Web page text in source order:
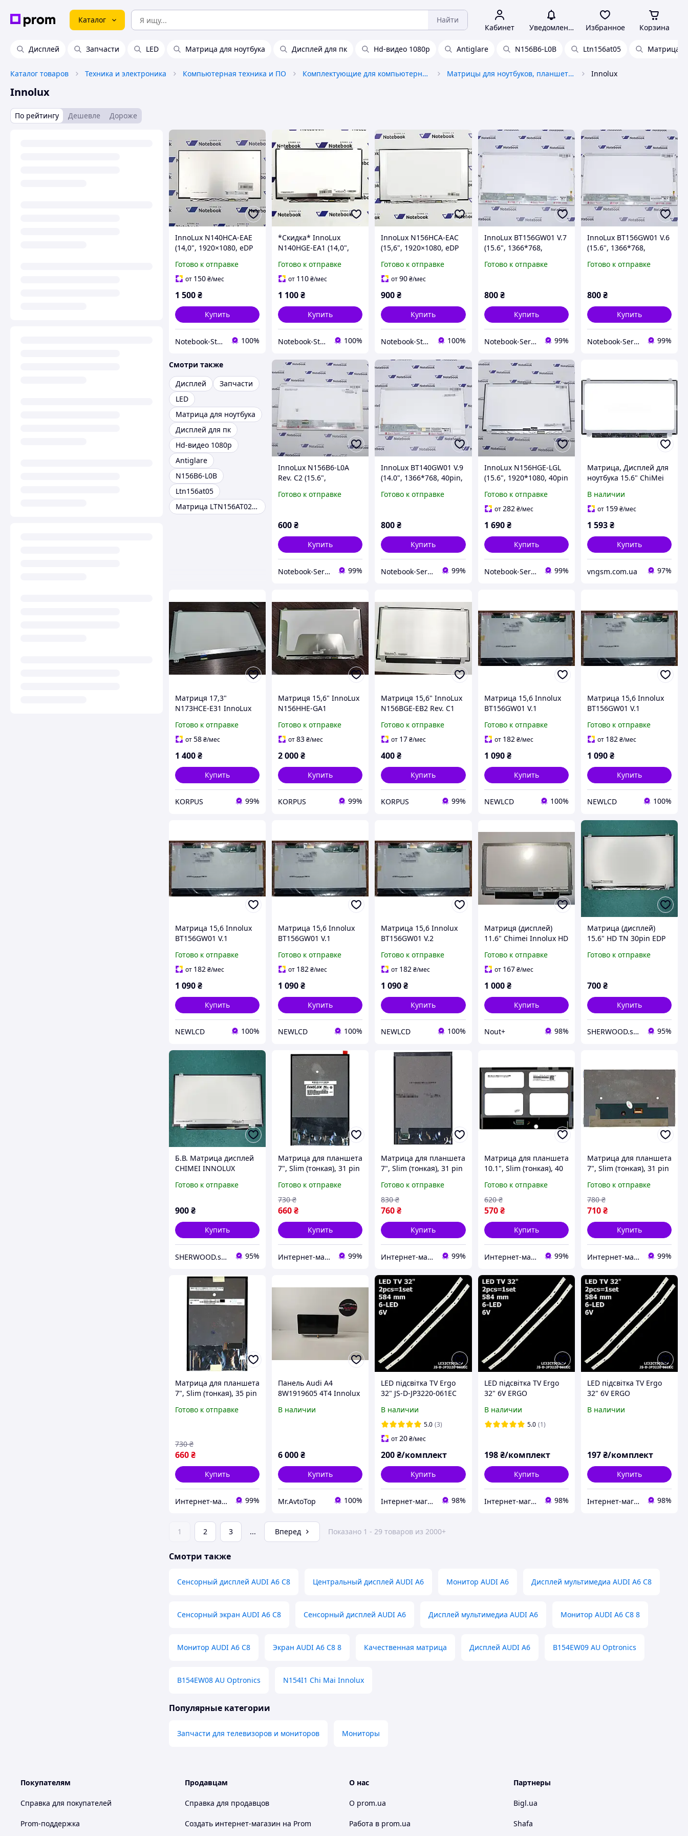
Каталог Найти
Кабинет Уведомления Избранное Корзина
Дисплей Запчаcти LED Матрица для ноутбука Дисплей для пк Hd-видео 1080p Antiglare N156B6-L0B Ltn156at05 Матрица
Каталог товаров Техника и электроника Компьютерная техника и ПО Комплектующие для компьютерной техники Матрицы для ноутбуков, планшетов и мониторов Innolux
Innolux
По рейтингу Дешевле Дороже
InnoLux N140HCA-EAE
(14,0", 1920×1080, eDP
Slim, матовая) Матрица
Готово к отправке
от 150₴/мес
1 500₴
Купить
Notebook-Store 100%
*Скидка* InnoLux
N140HGE-EA1 (14,0",
контактный разъем,
крепления сверху и
Матрица
Готово к отправке
от 110₴/мес
1 100₴
Купить
Notebook-Store 100%
InnoLux N156HCA-EAC
(15,6", 1920×1080, eDP
Slim, матовая) Матрица
Готово к отправке
от90₴/мес
900₴
Купить
Notebook-Store 100%
InnoLux BT156GW01 V.7
(15.6", 1366*768,
Normal) Матрица
Готово к отправке
800 ₴
Купить
Notebook-Service 99%
InnoLux BT156GW01 V.6
(15.6", 1366*768,
Normal) Матрица
Готово к отправке
800₴
Купить
Notebook-Service 99%
Смотри также
Дисплей
Запчаcти
LED
Матрица для ноутбука
Дисплей для пк
Hd-видео 1080p
Antiglare
N156B6-L0B
Ltn156at05
Матрица LTN156AT02 для ноутбука
InnoLux N156B6-L0A
Rev. C2 (15.6",
LVDS, 40pin, Normal)
Готово к отправке
600₴
Купить
Notebook-Service 99%
InnoLux BT140GW01 V.9
(14.0", 1366*768, 40pin,
Матрица
Готово к отправке
800₴
Купить
Notebook-Service 99%
InnoLux N156HGE-LGL
(15.6", 1920*1080, 40pin
Матовая Slim) Матрица
Готово к отправке
от282 ₴/мес
1 690 ₴
Купить
Notebook-Service 99%
Матрица, Дисплей для
ноутбука 15.6" ChiMei
(1920x1080, 40pin)
В наличии
от 159₴/мес
1 593₴
Купить
vngsm.com.ua 97%
Матриця 17,3"
N173HCE-E31 InnoLux
30 pin б/в, є ДЕФЕКТИ
Готово к отправке
от58₴/мес
1 400₴
Купить
KORPUS 99%
Матриця 15,6" InnoLux
N156HHE-GA1
30 pin б/в 00-00001926,
1905261440
Готово к отправке
от83₴/мес
2 000₴
Купить
KORPUS 99%
Матриця 15,6" InnoLux
N156BGE-EB2 Rev. C1
30 pin б/в з дефектом
00-00002286
Готово к отправке
от 17₴/мес
400₴
Купить
KORPUS 99%
Матрица 15,6 Innolux
BT156GW01 V.1
Готово к отправке
от 182 ₴/мес
1 090 ₴
Купить
NEWLCD 100%
Матрица 15,6 Innolux
BT156GW01 V.1
Готово к отправке
от 182 ₴/мес
1 090₴
Купить
NEWLCD 100%
Матрица 15,6 Innolux
BT156GW01 V.1
Готово к отправке
от 182₴/мес
1 090₴
Купить
NEWLCD 100%
Матрица 15,6 Innolux
BT156GW01 V.1
Готово к отправке
от 182₴/мес
1 090₴
Купить
NEWLCD 100%
Матрица 15,6 Innolux
BT156GW01 V.2
Готово к отправке
от 182₴/мес
1 090₴
Купить
NEWLCD 100%
Матриця (дисплей)
11.6" Chimei Innolux HD
Готово к отправке
от 167 ₴/мес
1 000 ₴
Купить
Nout+ 98%
Матрица (дисплей)
15.6" HD TN 30pin EDP
клавиатуры, без
Готово к отправке
700₴
Купить
SHERWOOD.store 95%
Б.В. Матрица дисплей
CHIMEI INNOLUX
1366x768 TN 40pin LVDS
Готово к отправке
900₴
Купить
SHERWOOD.store 95%
Матрица для планшета
7", Slim (тонкая), 31 pin
Светодиодная (LED),
без крепления,
глянцевая, CMO-
Innolux,
Готово к отправке
660₴
730 ₴
Купить
Интернет-магазин "SmartPart" 99%
Матрица для планшета
7", Slim (тонкая), 31 pin
Светодиодная (LED),
без крепления,
глянцевая, CMO-
Innolux,
Готово к отправке
760₴
830 ₴
Купить
Интернет-магазин "SmartPart" 99%
Матрица для планшета
10.1", Slim (тонкая), 40
1280x800,
Светодиодная (LED),
без крепления,
глянцевая, Innolux,
Готово к отправке
570 ₴
620 ₴
Купить
Интернет-магазин "SmartPart" 99%
Матрица для планшета
7", Slim (тонкая), 31 pin
1024x600,
Светодиодная (LED),
без крепления,
глянцевая,
Готово к отправке
710₴
780 ₴
Купить
Интернет-магазин "SmartPart" 99%
Матрица для планшета
7", Slim (тонкая), 35 pin
1280x800,
глянцевая,
Готово к отправке
660₴
730 ₴
Купить
Интернет-магазин "SmartPart" 99%
Панель Audi A4
8W1919605 4T4 Innolux
В наличии
6 000₴
Купить
Mr.AvtoTop 100%
LED підсвітка TV Ergo
32" JS-D-JP3220-061EC
V2 XS-D-JP3220-061EC
Innolux V320BJ7-PE1
2шт.
В наличии
5.0 (3)
от20₴/мес
200₴/комплект
Купить
Інтернет-магазин "SHRAK" 98%
LED підсвітка TV Ergo
32" 6V ERGO
JP3220-061EC 2шт.
В наличии
5.0 (1)
198 ₴/комплект
Купить
Інтернет-магазин "SHRAK" 98%
LED підсвітка TV Ergo
32" 6V ERGO
JP3220-061EC 2шт.
В наличии
197₴/комплект
Купить
Інтернет-магазин "SHRAK" 98%
1 2 3 ... Вперед Показано 1 - 29 товаров из 2000+
Смотри также
Сенсорный дисплей AUDI A6 C8 Центральный дисплей AUDI A6 Монитор AUDI A6 Дисплей мультимедиа AUDI A6 C8
Сенсорный экран AUDI A6 C8 Сенсорный дисплей AUDI A6 Дисплей мультимедиа AUDI A6 Монитор AUDI A6 C8 8
Монитор AUDI A6 C8 Экран AUDI A6 C8 8 Качественная матрица Дисплей AUDI A6 B154EW09 AU Optronics
B154EW08 AU Optronics N154I1 Chi Mai Innolux
Популярные категории
Запчасти для телевизоров и мониторов Мониторы
Покупателям
Справка для покупателей
Prom-поддержка
Продавцам
Справка для продавцов
Создать интернет-магазин на Prom
О нас
О prom.ua
Работа в prom.ua
Партнеры
Bigl.ua
Shafa